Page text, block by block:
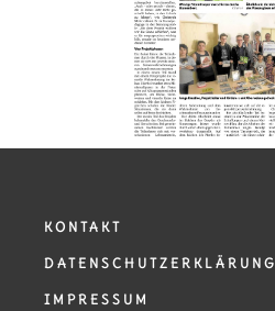
KONTAKT
DATENSCHUTZERKLÄRUNG
IMPRESSUM